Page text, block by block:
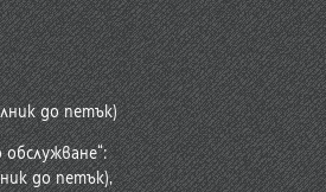
до петък)
до петък),